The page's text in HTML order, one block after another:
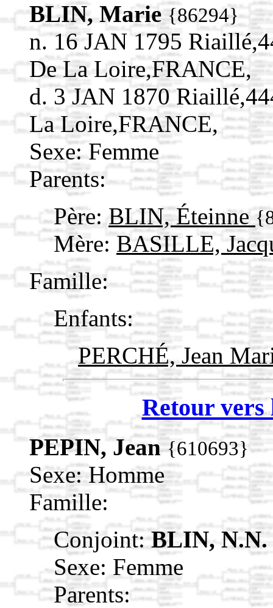
BLIN, Marie{86294}
n. 16 JAN 1795
De La Loire,FRANCE,
d. 3 JAN 1870
La Loire,FRANCE,
Sexe: Femme
Parents:
Père: BLIN, Éteinne
Mère: BASILLE,
Famille:
Enfants:
PERCHÉ, Jean
Retour vers
PEPIN, Jean{610693}
Sexe: Homme
Famille:
Conjoint: BLIN, N.N.
Sexe: Femme
Parents: